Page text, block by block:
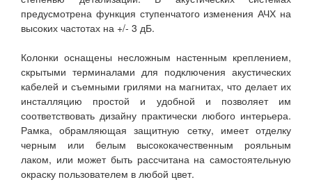
предусмотрена функция ступенчатого изменения АЧХ на
высоких частотах на +/- 3 дБ.
Колонки оснащены несложным настенным креплением,
скрытыми терминалами для подключения акустических
кабелей и съемными грилями на магнитах, что делает их
инсталляцию простой и удобной и позволяет им
соответствовать дизайну практически любого интерьера.
Рамка, обрамляющая защитную сетку, имеет отделку
черным или белым высококачественным рояльным
лаком, или может быть рассчитана на самостоятельную
окраску пользователем в любой цвет.